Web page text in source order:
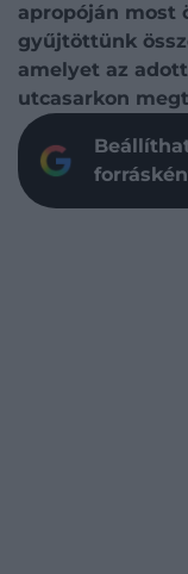
apropóján most
gyűjtöttünk
amelyet az
utcasarkon